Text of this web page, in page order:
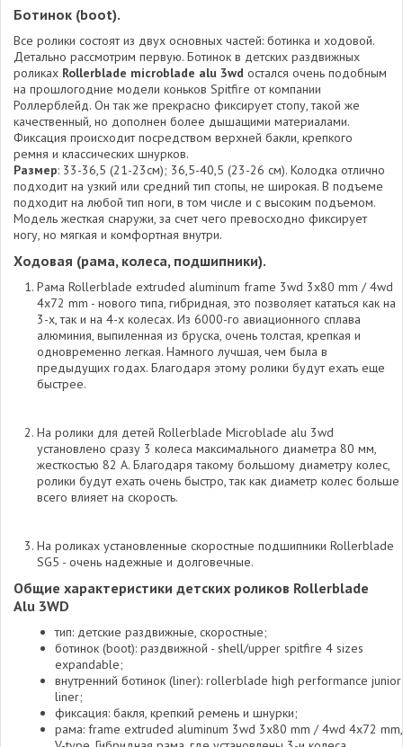
Ботинок (boot).
Все ролики состоят из двух основных частей: ботинка и ходовой.
Детально рассмотрим первую. Ботинок в детских раздвижных
роликах Rollerblade microblade alu 3wd остался очень подобным
на прошлогодние модели коньков Spitfire от компании
Роллерблейд. Он так же прекрасно фиксирует стопу, такой же
качественный, но дополнен более дышащими материалами.
Фиксация происходит посредством верхней бакли, крепкого
ремня и классических шнурков.
Размер: 33-36,5 (21-23см); 36,5-40,5 (23-26 см). Колодка отлично
подходит на узкий или средний тип стопы, не широкая. В подъеме
подходит на любой тип ноги, в том числе и с высоким подъемом.
Модель жесткая снаружи, за счет чего превосходно фиксирует
ногу, но мягкая и комфортная внутри.
Ходовая (рама, колеса, подшипники).
Рама Rollerblade ехtruded aluminum frame 3wd 3x80 mm / 4wd
4x72 mm - нового типа, гибридная, это позволяет кататься как на
3-х, так и на 4-х колесах. Из 6000-го авиационного сплава
алюминия, выпиленная из бруска, очень толстая, крепкая и
одновременно легкая. Намного лучшая, чем была в
предыдущих годах. Благодаря этому ролики будут ехать еще
быстрее.
На ролики для детей Rollerblade Microblade alu 3wd
установлено сразу 3 колеса максимального диаметра 80 мм,
жесткостью 82 А. Благодаря такому большому диаметру колес,
ролики будут ехать очень быстро, так как диаметр колес больше
всего влияет на скорость.
На роликах установленные скоростные подшипники Rollerblade
SG5 - очень надежные и долговечные.
Общие характеристики детских роликов Rollerblade
Alu 3WD
тип: детские раздвижные, скоростные;
ботинок (boot): раздвижной - shell/upper spitfire 4 sizes
ехpandable;
внутренний ботинок (liner): rollerblade high реrformance junior
liner;
фиксация: бакля, крепкий ремень и шнурки;
рама: frame ехtruded aluminum 3wd 3x80 mm / 4wd 4x72 mm,